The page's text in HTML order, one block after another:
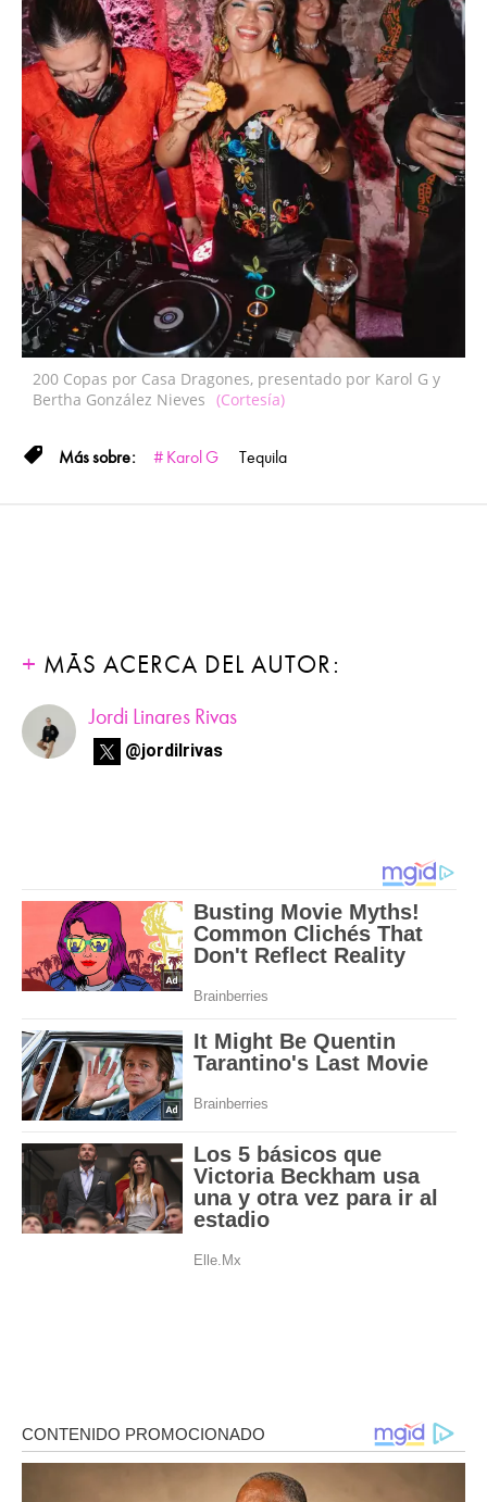
200 Copas por Casa Dragones, presentado por Karol G y
Bertha González Nieves (Cortesía)
Karol G Tequila
MÁS ACERCA DEL AUTOR:
Jordi Linares Rivas
@jordilrivas